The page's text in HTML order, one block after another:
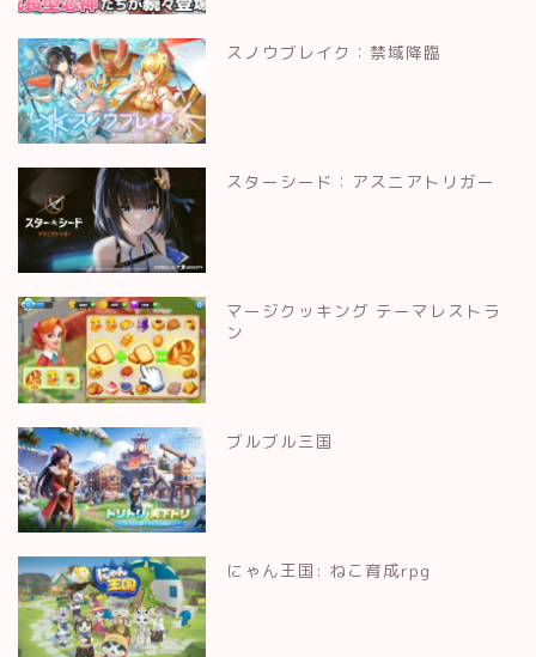
スノウブレイク：禁域降臨
スターシード：アスニアトリガー
マージクッキング テーマレストラ
ン
ブルブル三国
にゃん王国: ねこ育成rpg